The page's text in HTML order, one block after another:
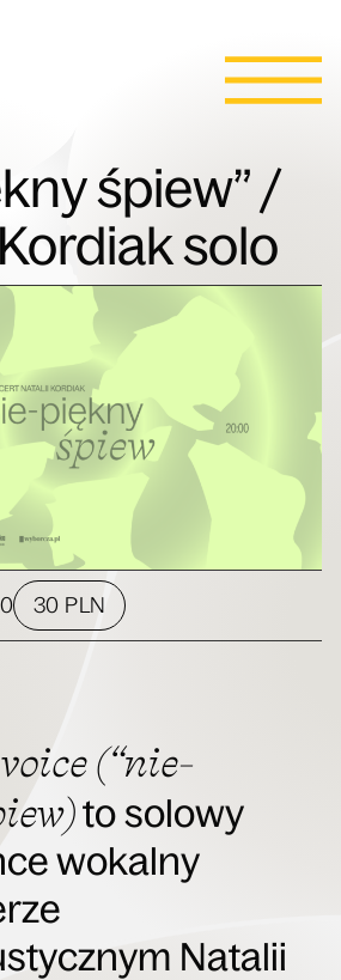
Aktualności
Programy
Ludzie
Willa
Bilety
Kontakt
śpiew” /
solo
30 PLN
(“nie-
to solowy
wokalny
Natalii